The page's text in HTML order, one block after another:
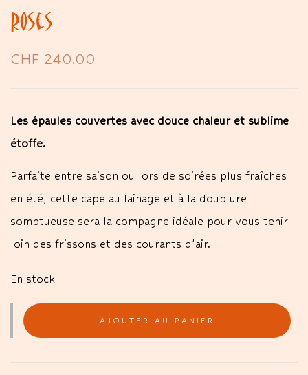
Roses
CHF 240.00
Les épaules couvertes avec douce chaleur et sublime
étoffe.
Parfaite entre saison ou lors de soirées plus fraîches
en été, cette cape au lainage et à la doublure
somptueuse sera la compagne idéale pour vous tenir
loin des frissons et des courants d’air.
En stock
AJOUTER AU PANIER